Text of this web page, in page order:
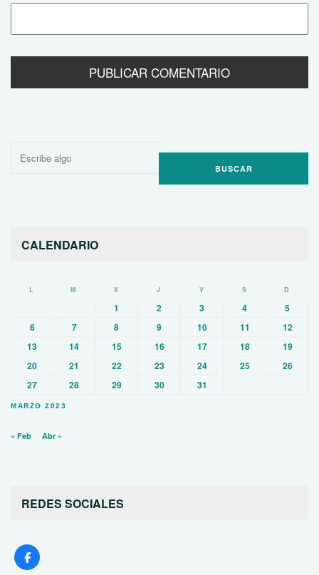
Buscar
CALENDARIO
MARZO 2023
L M X J V S D
1 2 3 4
5
6
7 8 9 10 11
12
13
14 15 16 17 18
19
20
21 22 23 24 25
26
27
28 29 30 31
« Feb Abr »
REDES SOCIALES